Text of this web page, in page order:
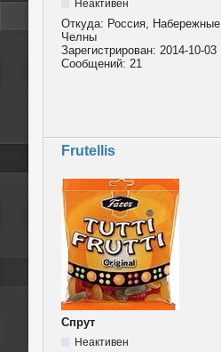
Неактивен
Откуда: Россия, Набережные
Челны
Зарегистрирован: 2014-10-03
Сообщений: 21
Frutellis
Спрут
Неактивен